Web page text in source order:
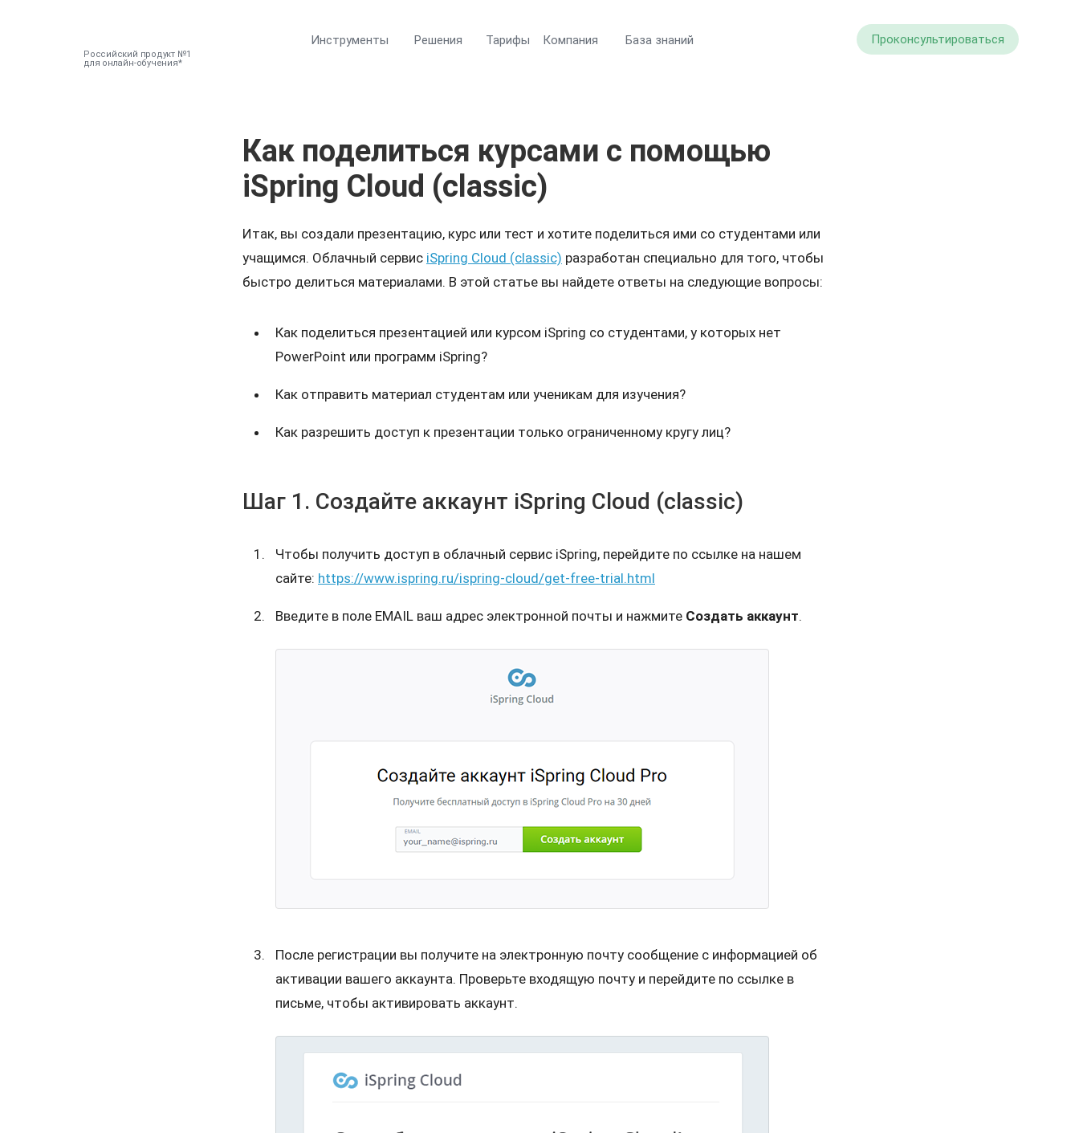
Российский продукт №1
для онлайн-обучения
Инструменты Решения Тарифы Компания База знаний Проконсультироваться
Как поделиться курсами с помощью
iSpring Cloud (classic)
Итак, вы создали презентацию, курс или тест и хотите поделиться ими со студентами или
учащимся. Облачный сервис iSpring Cloud (classic) разработан специально для того, чтобы
быстро делиться материалами. В этой статье вы найдете ответы на следующие вопросы:
Как поделиться презентацией или курсом iSpring со студентами, у которых нет
PowerPoint или программ iSpring?
Как отправить материал студентам или ученикам для изучения?
Как разрешить доступ к презентации только ограниченному кругу лиц?
Шаг 1. Создайте аккаунт iSpring Cloud (classic)
Чтобы получить доступ в облачный сервис iSpring, перейдите по ссылке на нашем
сайте: https://www.ispring.ru/ispring-cloud/get-free-trial.html
Введите в поле EMAIL ваш адрес электронной почты и нажмите Создать аккаунт.
После регистрации вы получите на электронную почту сообщение с информацией об
активации вашего аккаунта. Проверьте входящую почту и перейдите по ссылке в
письме, чтобы активировать аккаунт.